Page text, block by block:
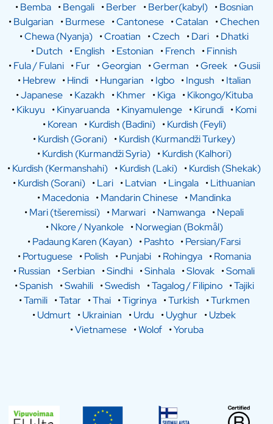
•Bemba •Bengali •Berber •Berber(kabyl) •Bosnian
•Bulgarian •Burmese •Cantonese •Catalan •Chechen
•Chewa (Nyanja) •Croatian •Czech •Dari •Dhatki
•Dutch •English •Estonian •French •Finnish
•Fula / Fulani •Fur •Georgian •German •Greek •Gusii
•Hebrew •Hindi •Hungarian •Igbo •Ingush •Italian
•Japanese •Kazakh •Khmer •Kiga •Kikongo/Kituba
•Kikuyu •Kinyaruanda •Kinyamulenge •Kirundi •Komi
•Korean •Kurdish (Badini) •Kurdish (Feyli)
•Kurdish (Gorani) •Kurdish (Kurmandži Turkey)
•Kurdish (Kurmandži Syria) •Kurdish (Kalhori)
•Kurdish (Kermanshahi) •Kurdish (Laki) •Kurdish (Shekak)
•Kurdish (Sorani) •Lari •Latvian •Lingala •Lithuanian
•Macedonia •Mandarin Chinese •Mandinka
•Mari (tšeremissi) •Marwari •Namwanga •Nepali
•Nkore / Nyankole •Norwegian (Bokmål)
•Padaung Karen (Kayan) •Pashto •Persian/Farsi
•Portuguese •Polish •Punjabi •Rohingya •Romania
•Russian •Serbian •Sindhi •Sinhala •Slovak •Somali
•Spanish •Swahili •Swedish •Tagalog / Filipino •Tajiki
•Tamili •Tatar •Thai •Tigrinya •Turkish •Turkmen
•Udmurt •Ukrainian •Urdu •Uyghur •Uzbek
•Vietnamese •Wolof •Yoruba